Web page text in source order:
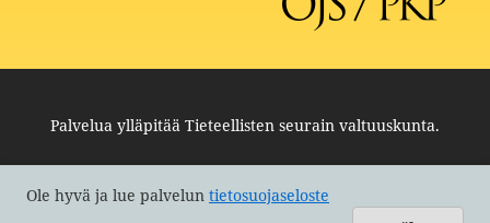
Ole hyvä ja lue palvelun tietosuojaseloste
Palvelua ylläpitää Tieteellisten seurain valtuuskunta.